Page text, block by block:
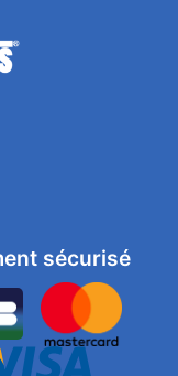
sécurisé